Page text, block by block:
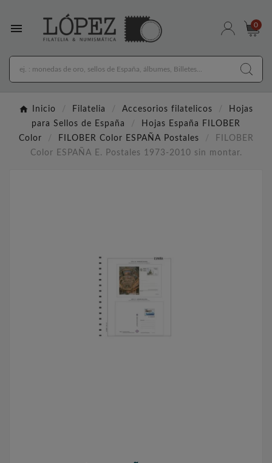
 0
Inicio Filatelia Accesorios filatelicos
Hojas
para Sellos de España
Hojas España FILOBER
Color
FILOBER Color ESPAÑA Postales
FILOBER
Color ESPAÑA E. Postales 1973-2010 sin montar.